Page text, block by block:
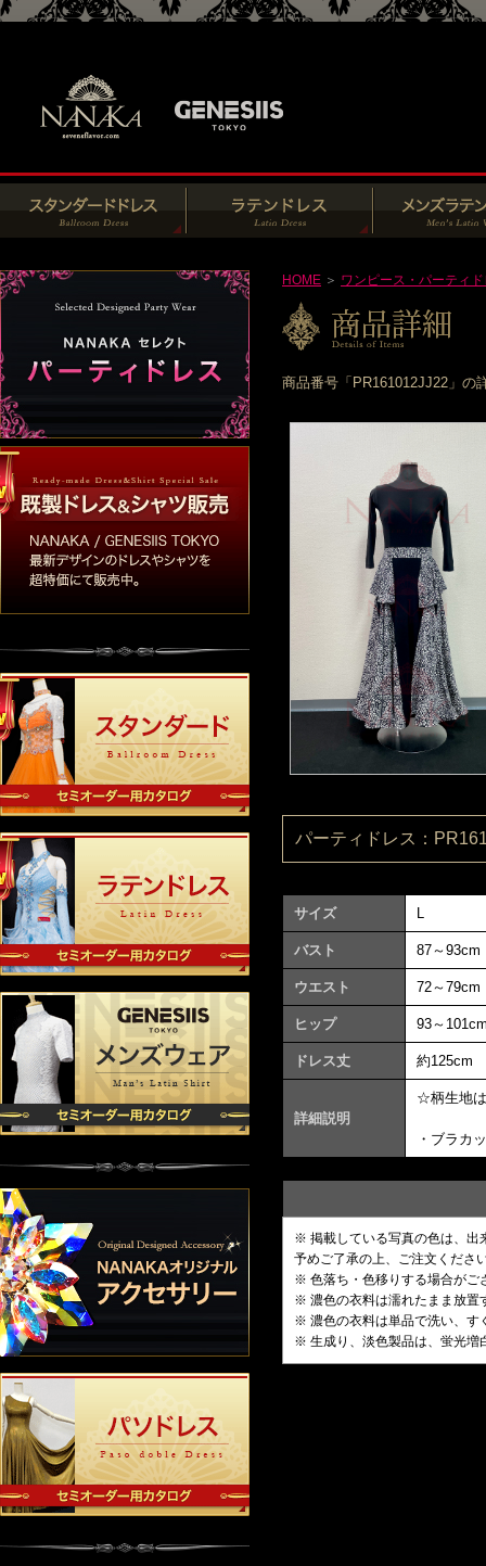
HOME ＞ ワンピース・パーティ
商品番号「PR161012JJ22」の
パーティドレス：
サイズ L
バスト 87～93cm
ウエスト 72～79cm
ヒップ 93～
ドレス丈 約125cm
詳細説明
☆柄生地
・ブラカ
※ 掲載している写真の色は、出
予めご了承の上、ご注文くださ
※ 色落ち・色移りする場合がご
※ 濃色の衣料は濡れたまま放置
※ 濃色の衣料は単品で洗い、す
※ 生成り、淡色製品は、蛍光増